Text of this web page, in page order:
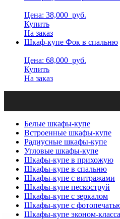
Цена: 38,000 руб.
Купить
На заказ
Шкаф-купе Фок в спальню
Цена: 68,000 руб.
Купить
На заказ
Белые шкафы-купе
Встроенные шкафы-купе
Радиусные шкафы-купе
Угловые шкафы-купе
Шкафы-купе в прихожую
Шкафы-купе в спальню
Шкафы-купе с витражами
Шкафы-купе пескоструй
Шкафы-купе с зеркалом
Шкафы-купе с
Шкафы-купе эконом-класса